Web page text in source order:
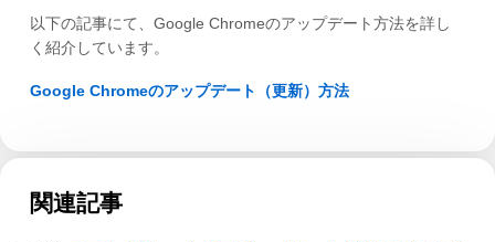
以下の記事にて、Google Chromeのアップデート方法を詳し
く紹介しています。
Google Chromeのアップデート（更新）方法
関連記事